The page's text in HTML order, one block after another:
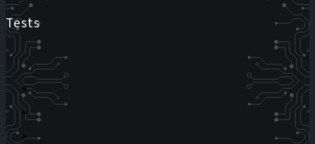
Tests